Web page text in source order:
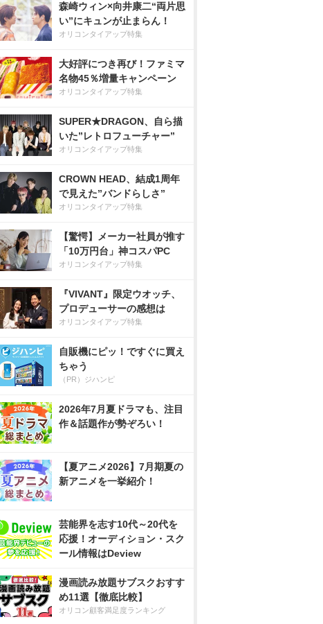
森崎ウィン×向井康二“両片思
い”にキュンが止まらん！
オリコンタイアップ特集
大好評につき再び！ファミマ
名物45％増量キャンペーン
オリコンタイアップ特集
SUPER★DRAGON、自ら描
いた”レトロフューチャー”
オリコンタイアップ特集
CROWN HEAD、結成1周年
で見えた”バンドらしさ”
オリコンタイアップ特集
【驚愕】メーカー社員が推す
「10万円台」神コスパPC
オリコンタイアップ特集
『VIVANT』限定ウオッチ、
プロデューサーの感想は
オリコンタイアップ特集
自販機にピッ！ですぐに買え
ちゃう
（PR）ジハンピ
2026年7月夏ドラマも、注目
作＆話題作が勢ぞろい！
【夏アニメ2026】7月期夏の
新アニメを一挙紹介！
芸能界を志す10代～20代を
応援！オーディション・スク
ール情報はDeview
漫画読み放題サブスクおすす
め11選【徹底比較】
オリコン顧客満足度ランキング